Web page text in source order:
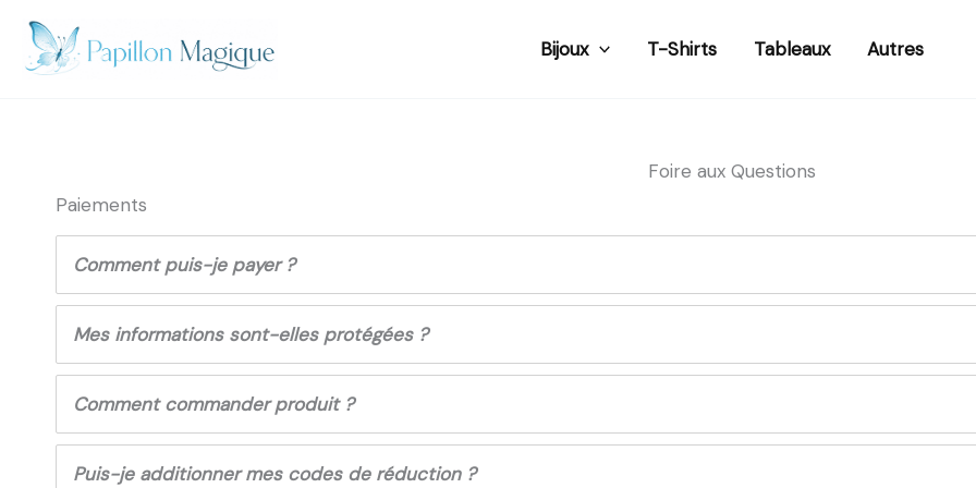
Aller
contenu
Bijoux T-Shirts Tableaux Autres
Foire aux Questions
Paiements
Comment puis-je payer ?
Mes informations sont-elles protégées ?
Comment commander produit ?
Puis-je additionner mes codes de réduction ?